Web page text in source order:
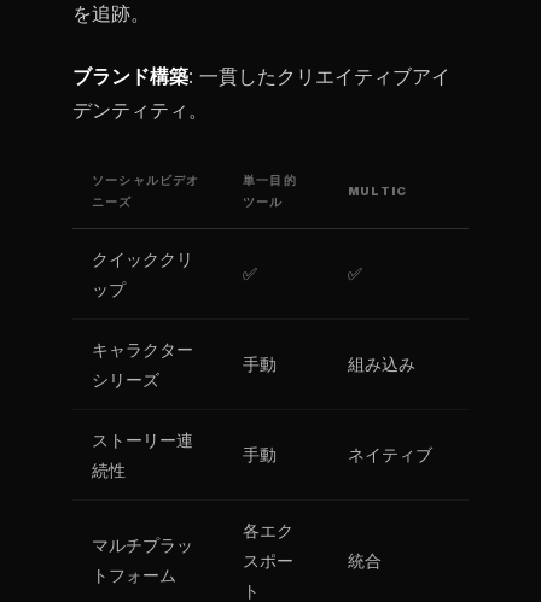
を追跡。
ブランド構築: 一貫したクリエイティブアイ
デンティティ。
ソーシャルビデオ
ニーズ
単一目的
ツール
MULTIC
クイッククリ
ップ
✅ ✅
キャラクター
シリーズ
手動 組み込み
ストーリー連
続性
手動 ネイティブ
マルチプラッ
トフォーム
各エク
スポー
ト
統合